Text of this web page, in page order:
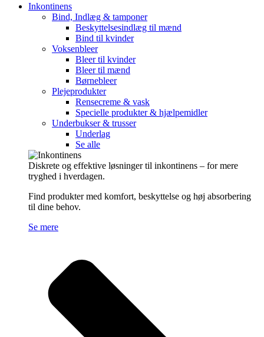
Inkontinens
Bind, Indlæg & tamponer
Beskyttelsesindlæg til mænd
Bind til kvinder
Voksenbleer
Bleer til kvinder
Bleer til mænd
Børnebleer
Plejeprodukter
Rensecreme & vask
Specielle produkter & hjælpemidler
Underbukser & trusser
Underlag
Se alle
Diskrete og effektive løsninger til inkontinens – for mere
tryghed i hverdagen.
Find produkter med komfort, beskyttelse og høj absorbering
til dine behov.
Se mere